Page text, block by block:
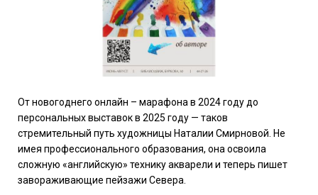
От новогоднего онлайн – марафона в 2024 году до
персональных выставок в 2025 году — таков
стремительный путь художницы Наталии Смирновой. Не
имея профессионального образования, она освоила
сложную «английскую» технику акварели и теперь пишет
завораживающие пейзажи Севера.